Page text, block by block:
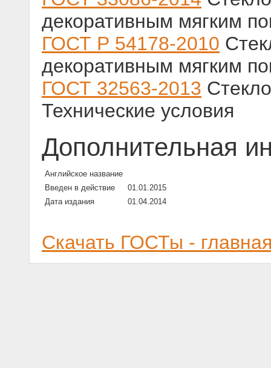
декоративным мягким
ГОСТ Р 54178-2010
декоративным мягким
ГОСТ 32563-2013
Технические условия
Дополнительная
Английское название
Введен в действие
01.01.2015
Дата издания
01.04.2014
Скачать ГОСТы -